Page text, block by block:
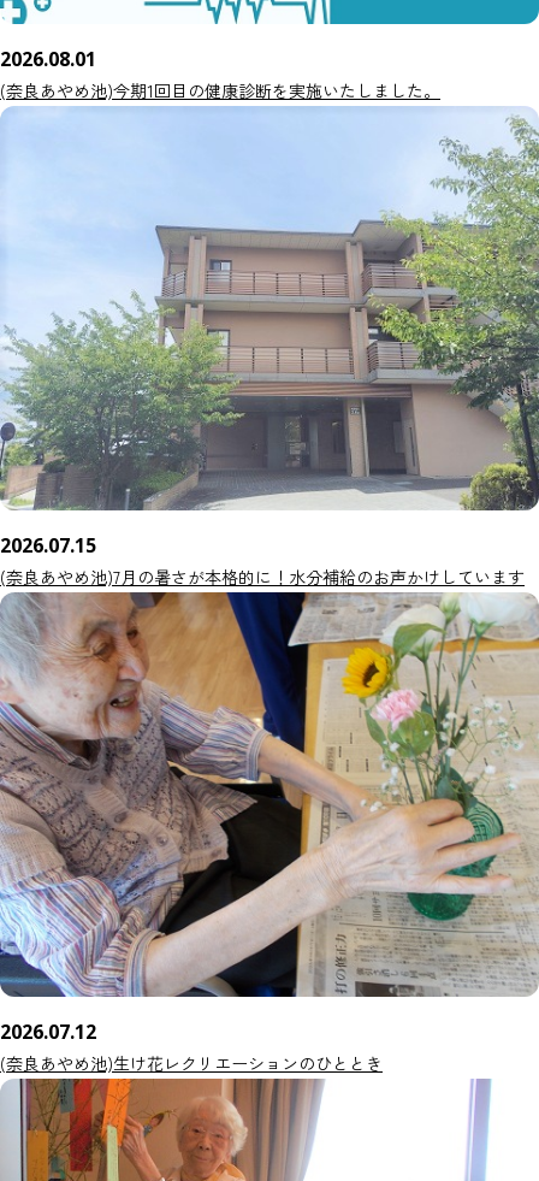
2026.08.01
(奈良あやめ池)今期1回目の健康診断を実施いたしました。
2026.07.15
(奈良あやめ池)7月の暑さが本格的に！水分補給のお声かけしています
2026.07.12
(奈良あやめ池)生け花レクリエーションのひととき